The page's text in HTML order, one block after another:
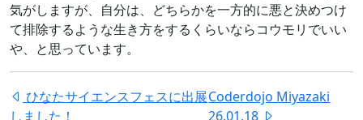
気がしますが、自分は、どちらかを一方的に悪と決めつけ
て排除するような生き方をするくらいならコウモリでいい
や、と思っています。
ひなたサイエンスフェスに出展
しました！
Coderdojo Miyazaki
26.01.18